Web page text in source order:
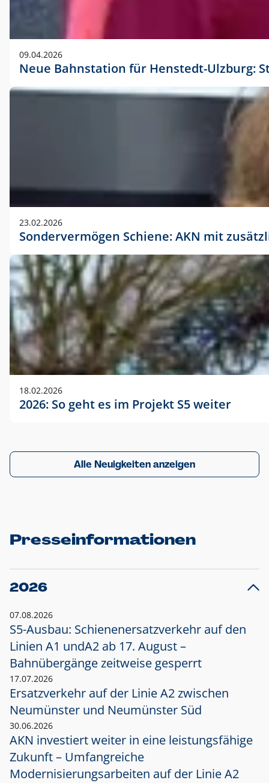
09.04.2026
Neue Bahnstation für Henstedt-Ulzburg:
23.02.2026
Sondervermögen Schiene: AKN mit
18.02.2026
2026: So geht es im Projekt S5 weiter
Alle Neuigkeiten anzeigen
Presseinformationen
2026
07.08.2026
S5-Ausbau: Schienenersatzverkehr auf den
Linien A1 undA2 ab 17. August –
Bahnübergänge zeitweise gesperrt
17.07.2026
Ersatzverkehr auf der Linie A2 zwischen
Neumünster und Neumünster Süd
30.06.2026
AKN investiert weiter in eine leistungsfähige
Zukunft – Umfangreiche
Modernisierungsarbeiten auf der Linie A2